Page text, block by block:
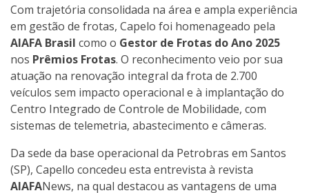
Com trajetória consolidada na área e ampla experiência
em gestão de frotas, Capelo foi homenageado pela
AIAFA Brasil como o Gestor de Frotas do Ano 2025
nos Prêmios Frotas. O reconhecimento veio por sua
atuação na renovação integral da frota de 2.700
veículos sem impacto operacional e à implantação do
Centro Integrado de Controle de Mobilidade, com
sistemas de telemetria, abastecimento e câmeras.
Da sede da base operacional da Petrobras em Santos
(SP), Capello concedeu esta entrevista à revista
AIAFANews, na qual destacou as vantagens de uma